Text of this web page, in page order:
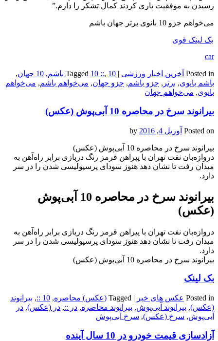
می‌خواهم جزو 10 بانوی برتر جهان باشم
بک لینک قوی
car
Posted in آخرین اخبار ورزشی |
Tagged 10 ::, 10 باشم , 10 جهان
,
باشم بانوی, برتر , جزو باشم, جزو جهان, می‌خواهم باشم, می‌خواهم
بانوی, می‌خواهم جهان
بیرانوند سرخ در محاصره 10 آبی‌پوش (عکس)
Posted on آوریل 4, 2016
بیرانوند سرخ در محاصره 10 آبی‌پوش (عکس)
دروازه‌بان نفت تهران با پیراهن قرمز رنگ دربازی برابر راه‌آهن به
میدان رفت تا نشان دهد هنوز سودای پرسپولیسی شدن را در سر
دارد.
بیرانوند سرخ در محاصره 10 آبی‌پوش
(عکس)
دروازه‌بان نفت تهران با پیراهن قرمز رنگ دربازی برابر راه‌آهن به
میدان رفت تا نشان دهد هنوز سودای پرسپولیسی شدن را در سر
دارد.
بیرانوند سرخ در محاصره 10 آبی‌پوش (عکس)
بک لینک
Posted in عکس های خبر |
Tagged (عکس) محاصره,
10 ::
, بیرانوند
(عکس), بیرانوند آبی‌پوش, بیرانوند محاصره, در ::, در (عکس), در
آبی‌پوش, سرخ (عکس), سرخ آبی‌پوش
آزادسازی قیمت خودرو در 10 سال آینده